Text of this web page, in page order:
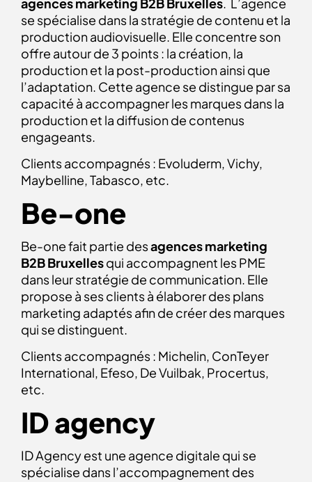
se spécialise dans la stratégie de contenu et la
production audiovisuelle. Elle concentre son
offre autour de 3 points : la création, la
production et la post-production ainsi que
l’adaptation. Cette agence se distingue par sa
capacité à accompagner les marques dans la
production et la diffusion de contenus
engageants.
Clients accompagnés : Evoluderm, Vichy,
Maybelline, Tabasco, etc.
Be-one
Be-one fait partie desagencesmarketing
B2B Bruxellesqui accompagnent les PME
dans leur stratégie de communication. Elle
propose à ses clients à élaborer des plans
marketing adaptés afin de créer des marques
qui se distinguent.
Clients accompagnés : Michelin, ConTeyer
International, Efeso, De Vuilbak, Procertus,
etc.
ID agency
ID Agency est une agence digitale qui se
spécialise dans l’accompagnement des